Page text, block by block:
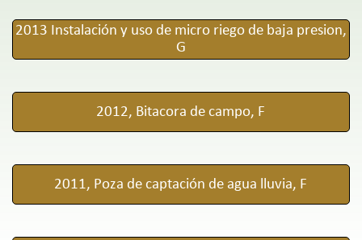
2013 Instalación y uso de micro riego de baja presion,
G
2012, Bitacora de campo, F
2011, Poza de captación de agua lluvia, F